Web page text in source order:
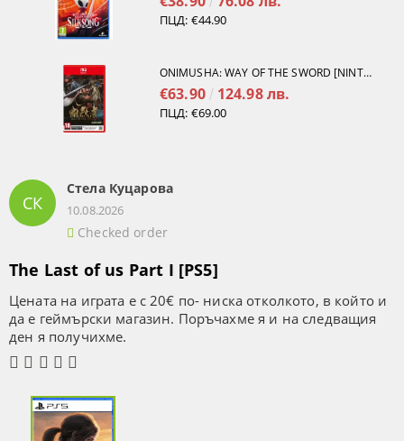
ПЦД: €44.90
ONIMUSHA: WAY OF THE SWORD [NINTENDO SWITCH 2]
€63.90 124.98 лв.
ПЦД: €69.00
СК
Стела Куцарова
10.08.2026
Checked order
The Last of us Part I [PS5]
Цената на играта е с 20€ по- ниска отколкото, в който и
да е геймърски магазин. Поръчахме я и на следващия
ден я получихме.